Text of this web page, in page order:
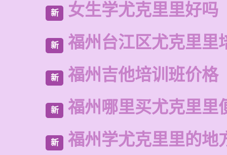
新 女生学尤克里里好吗
新 福州台江区尤克里里
新 福州吉他培训班价格
新 福州哪里买尤克里里
新 福州学尤克里里的地